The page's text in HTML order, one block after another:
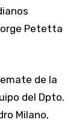
Petetta
de la
del Dpto.
Milano,